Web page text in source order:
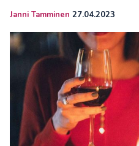
Janni Tamminen 27.04.2023